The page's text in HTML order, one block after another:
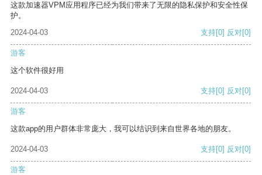
这款加速器VPM应用程序已经为我们带来了无限的隐私保护和安全性保
护。
2024-04-03
支持[0] 反对[0]
游客
这个软件很好用
2024-04-03 支持[0] 反对[0]
游客
这款app的用户群体非常庞大，我可以结识到来自世界各地的朋友。
2024-04-03 支持[0] 反对[0]
游客